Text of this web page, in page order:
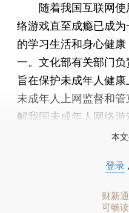
随着我国互联网使
络游戏直至成瘾已成
的学习生活和身心健
一。文化部有关部门
旨在保护未成年人健
未成年人上网监督和
解我国未成年人网络游
本
登录
财新
可畅